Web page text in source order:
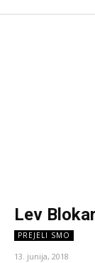
Lev
PREJELI SMO
13. junija, 2018